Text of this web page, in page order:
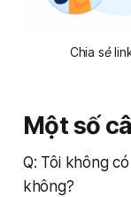
Chia sẻ
Một số
Q: Tôi không
không?